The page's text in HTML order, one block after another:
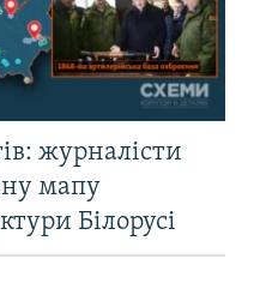
журналісти
мапу
Білорусі